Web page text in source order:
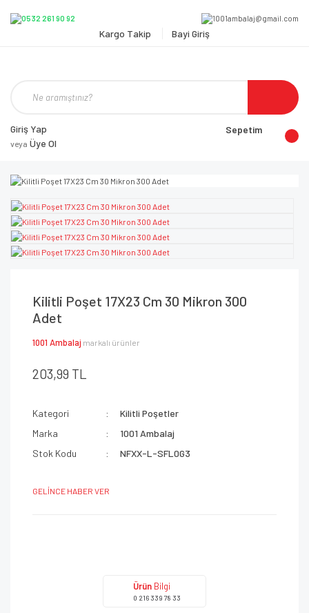
Kargo Takip Bayi Giriş
Giriş Yap
veya Üye Ol
Sepetim
Kilitli Poşet 17X23 Cm 30 Mikron 300
Adet
1001 Ambalaj markalı ürünler
203,99 TL
Kategori
Kilitli Poşetler
Marka
1001 Ambalaj
Stok Kodu
NFXX-L-SFL0G3
GELİNCE HABER VER
Ürün Bilgi
0 216 339 78 33